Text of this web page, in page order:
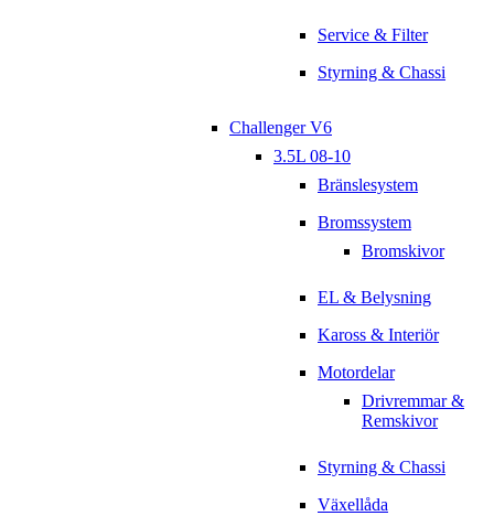
Service & Filter
Styrning & Chassi
Challenger V6
3.5L 08-10
Bränslesystem
Bromssystem
Bromskivor
EL & Belysning
Kaross & Interiör
Motordelar
Drivremmar &
Remskivor
Styrning & Chassi
Växellåda